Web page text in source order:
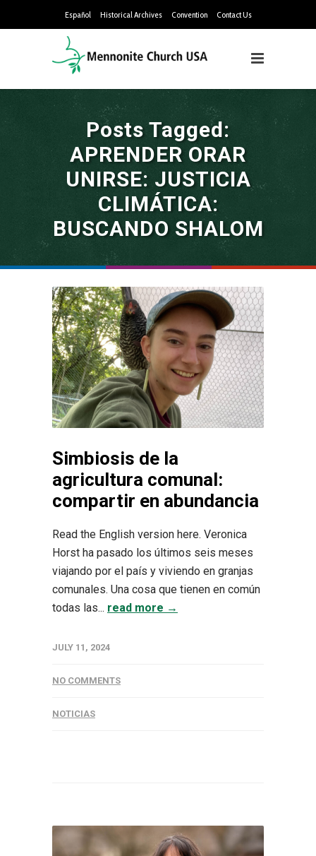
Español Historical Archives Convention Contact Us
Posts Tagged:
APRENDER ORAR
UNIRSE: JUSTICIA
CLIMÁTICA:
BUSCANDO SHALOM
Simbiosis de la
agricultura comunal:
compartir en abundancia
Read the English version here. Veronica
Horst ha pasado los últimos seis meses
viajando por el país y viviendo en granjas
comunales. Una cosa que tienen en común
todas las... read more →
JULY 11, 2024
NO COMMENTS
NOTICIAS